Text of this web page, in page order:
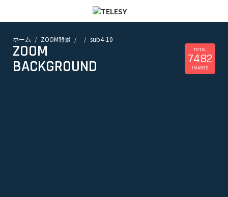
ホーム ZOOM背景 sub4-10
ZOOM
BACKGROUND
TOTAL
7482
IMAGES